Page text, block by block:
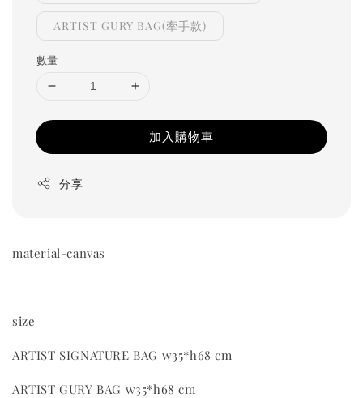
ARTIST GURY BAG(牽手款)
數量
加入購物車
分享
material-canvas
size
ARTIST SIGNATURE BAG w35*h68 cm
ARTIST GURY BAG w35*h68 cm